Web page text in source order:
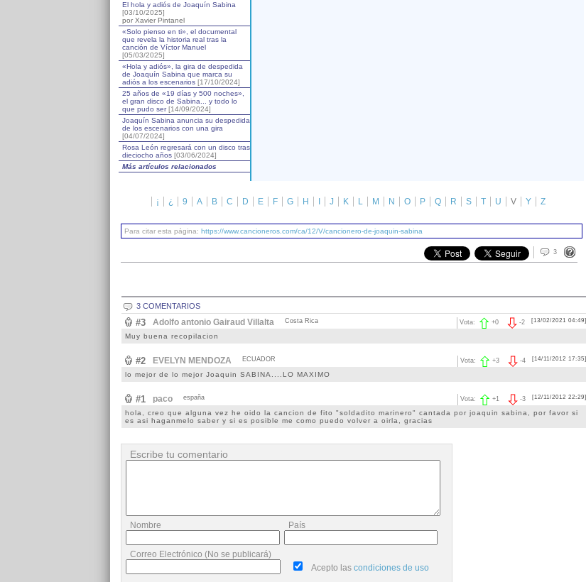
El hola y adiós de Joaquín Sabina
[03/10/2025]
por Xavier Pintanel
«Solo pienso en ti», el documental
que revela la historia real tras la
canción de Víctor Manuel
[05/03/2025]
«Hola y adiós», la gira de despedida
de Joaquín Sabina que marca su
adiós a los escenarios [17/10/2024]
25 años de «19 días y 500 noches»,
el gran disco de Sabina... y todo lo
que pudo ser[14/09/2024]
Joaquín Sabina anuncia su despedida
de los escenarios con una gira
[04/07/2024]
Rosa León regresará con un disco tras
dieciocho años [03/06/2024]
Más artículos relacionados
¡ ¿ 9 A B C D E F G H J K L M N O P Q R S T U V Y Z
Para citar esta página: https://www.cancioneros.com/ca/12/V/cancionero-de-joaquin-sabina
3
3 COMENTARIOS
#3 Adolfo antonio Gairaud Villalta Costa Rica [13/02/2021 04:49]
-2
Vota: +0
Muy buena recopilacion
#2 EVELYN MENDOZA ECUADOR [14/11/2012 17:35]
-4
Vota: +3
lo mejor de lo mejor Joaquin SABINA....LO MAXIMO
#1 paco españa [12/11/2012 22:29]
-3
Vota: +1
hola, creo que alguna vez he oido la cancion de fito "soldadito marinero" cantada por joaquin sabina, por favor si
es asi haganmelo saber y si es posible me como puedo volver a oirla, gracias
Escribe tu comentario
Nombre País
Correo Electrónico (No se publicará)
Acepto las condiciones de uso